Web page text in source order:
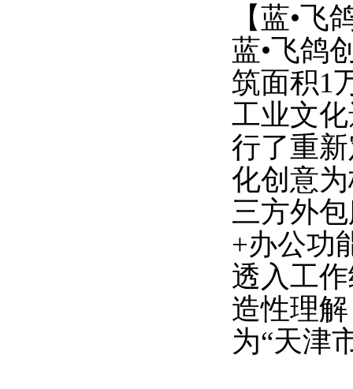
【蓝•飞
蓝•飞鸽
筑面积1
工业文
行了重
化创意
三方外
+办公功
透入工
造性理
为“天津